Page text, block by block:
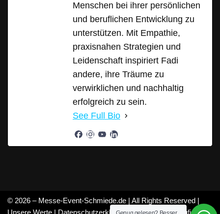
Menschen bei ihrer persönlichen
und beruflichen Entwicklung zu
unterstützen. Mit Empathie,
praxisnahen Strategien und
Leidenschaft inspiriert Fadi
andere, ihre Träume zu
verwirklichen und nachhaltig
erfolgreich zu sein.
See Full Bio
© 2026 – Messe-Event-Schmiede.de | All Rights Reserved |